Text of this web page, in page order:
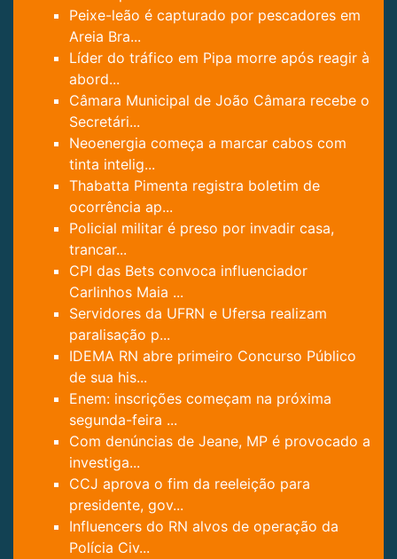
Peixe-leão é capturado por pescadores em
Areia Bra...
Líder do tráfico em Pipa morre após reagir à
abord...
Câmara Municipal de João Câmara recebe o
Secretári...
Neoenergia começa a marcar cabos com
tinta intelig...
Thabatta Pimenta registra boletim de
ocorrência ap...
Policial militar é preso por invadir casa,
trancar...
CPI das Bets convoca influenciador
Carlinhos Maia ...
Servidores da UFRN e Ufersa realizam
paralisação p...
IDEMA RN abre primeiro Concurso Público
de sua his...
Enem: inscrições começam na próxima
segunda-feira ...
Com denúncias de Jeane, MP é provocado a
investiga...
CCJ aprova o fim da reeleição para
presidente, gov...
Influencers do RN alvos de operação da
Polícia Civ...